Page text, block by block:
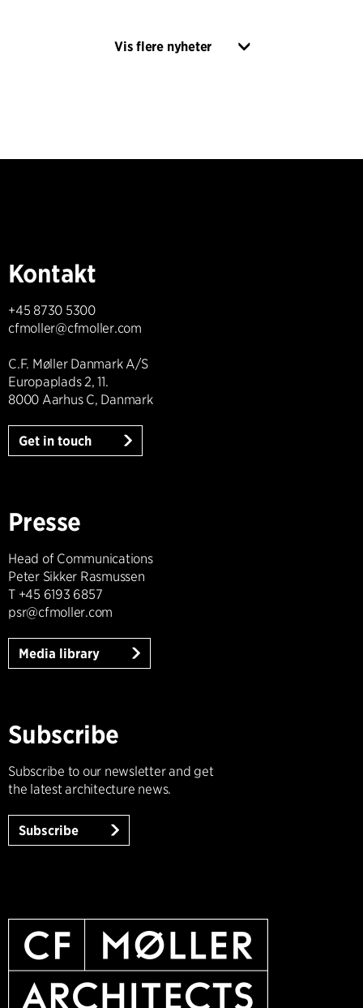
Vis flere nyheter
Kontakt
+45 8730 5300
cfmoller@cfmoller.com
C.F. Møller Danmark A/S
Europaplads 2, 11.
8000 Aarhus C, Danmark
Get in touch
Presse
Head of Communications
Peter Sikker Rasmussen
T +45 6193 6857
psr@cfmoller.com
Media library
Subscribe
Subscribe to our newsletter and get
the latest architecture news.
Subscribe